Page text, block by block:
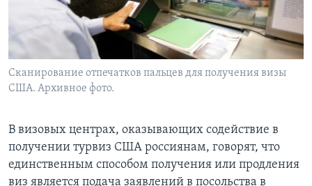
Сканирование отпечатков пальцев для получения визы
США. Архивное фото.
В визовых центрах, оказывающих содействие в
получении турвиз США россиянам, говорят, что
единственным способом получения или продления
виз является подача заявлений в посольства в